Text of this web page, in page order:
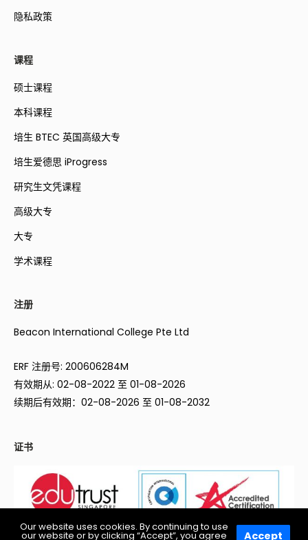
隐私政策
课程
硕士课程
本科课程
培生 BTEC 英国高级大专
培生爱德思 iProgress
研究生文凭课程
高级大专
大专
学术课程
注册
Beacon International College Pte Ltd
ERF 注册号: 200606284M
有效期从: 02-08-2022 至 01-08-2026
续期后有效期：02-08-2026 至 01-08-2032
证书
Our website uses cookies. By continuing to use
our website or by clicking “Accept”, you agree Accept